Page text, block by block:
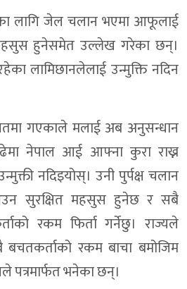
लागि जेल चलान भएमा आफूलाई
हुनेसमेत उल्लेख गरेका छन्।
लामिछानलेलाई उन्मुक्ति नदिन
गएकाले मलाई अब अनुसन्धान
नेपाल आई आफ्ना कुरा राख्न
नदिइयोस्। उनी पुर्पक्ष चलान
सुरक्षित महसुस हुनेछ र सबै
रकम फिर्ता गर्नेछु। राज्यले
रकम बाचा बमोजिम
पत्रमार्फत भनेका छन्।